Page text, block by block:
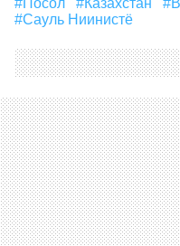
#посол #Казахстан
#Сауль Ниинистё